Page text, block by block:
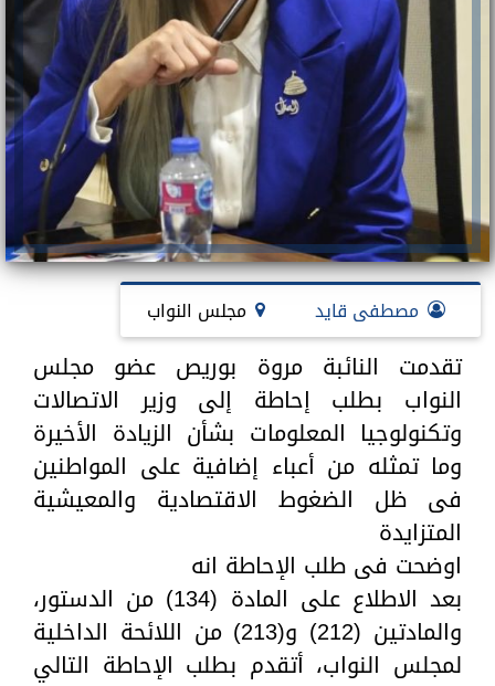
مصطفى قايد مجلس النواب
تقدمت النائبة مروة بوريص عضو مجلس
النواب بطلب إحاطة إلى وزير الاتصالات
وتكنولوجيا المعلومات بشأن الزيادة الأخيرة
وما تمثله من أعباء إضافية على المواطنين
فى ظل الضغوط الاقتصادية والمعيشية
المتزايدة
اوضحت فى طلب الإحاطة انه
بعد الاطلاع على المادة (134) من الدستور،
والمادتين (212) و(213) من اللائحة الداخلية
لمجلس النواب، أتقدم بطلب الإحاطة التالي